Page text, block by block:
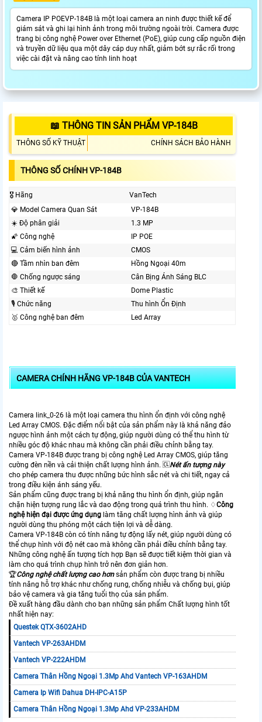
Camera IP POEVP-184B là một loại camera an ninh được thiết kế để
giám sát và ghi lại hình ảnh trong môi trường ngoài trời. Camera được
trang bị công nghệ Power over Ethernet (PoE), giúp cung cấp nguồn điện
và truyền dữ liệu qua một dây cáp duy nhất, giảm bớt sự rắc rối trong
việc cài đặt và nâng cao tính linh hoạt
📖 THÔNG TIN SẢN PHẨM VP-184B
THÔNG SỐ KỸ THUẬT CHÍNH SÁCH BẢO HÀNH
THÔNG SỐ CHÍNH VP-184B
🎖️ Hãng
VanTech
💎 Model Camera Quan Sát
VP-184B
☀️ Độ phân giải
1.3 MP
🌠 Công nghệ
IP POE
💻 Cảm biến hình ảnh
CMOS
🔴 Tầm nhìn ban đêm
Hồng Ngoại 40m
🛑 Chống ngược sáng
Cân Bịng Ánh Sáng BLC
🎨 Thiết kế
Dome Plastic
🎙 Chức năng
Thu hình Ổn Định
🥇️ Công nghệ ban đêm
Led Array
CAMERA CHÍNH HÃNG VP-184B CỦA VANTECH
Camera link_0-26 là một loại camera thu hình ổn định với công nghệ
Led Array CMOS. Đặc điểm nổi bật của sản phẩm này là khả năng đảo
ngược hình ảnh một cách tự động, giúp người dùng có thể thu hình từ
nhiều góc độ khác nhau mà không cần phải điều chỉnh bằng tay.
Camera VP-184B được trang bị công nghệ Led Array CMOS, giúp tăng
cường đèn nền và cải thiện chất lượng hình ảnh. 🆑Nét ấn tượng này
cho phép camera thu được những bức hình sắc nét và chi tiết, ngay cả
trong điều kiện ánh sáng yếu.
Sản phẩm cũng được trang bị khả năng thu hình ổn định, giúp ngăn
chặn hiện tượng rung lắc và dao động trong quá trình thu hình. ♢Công
nghệ hiện đại được ứng dụng làm tăng chất lượng hình ảnh và giúp
người dùng thu phóng một cách tiện lợi và dễ dàng.
Camera VP-184B còn có tính năng tự động lấy nét, giúp người dùng có
thể chụp hình với độ nét cao mà không cần phải điều chỉnh bằng tay.
Những công nghệ ấn tượng tích hợp Bạn sẽ được tiết kiệm thời gian và
làm cho quá trình chụp hình trở nên đơn giản hơn.
️🏆Công nghệ chất lượng cao hơnsản phẩm còn được trang bị nhiều
tính năng hỗ trợ khác như chống rung, chống nhiễu và chống bụi, giúp
bảo vệ camera và gia tăng tuổi thọ của sản phẩm.
Đề xuất hàng đầu dành cho bạn những sản phẩm Chất lượng hình tốt
nhất hiện nay:
Questek QTX-3602AHD
Vantech VP-263AHDM
Vantech VP-222AHDM
Camera Thân Hồng Ngoại 1.3Mp Ahd Vantech VP-163AHDM
Camera Ip Wifi Dahua DH-IPC-A15P
Camera Thân Hồng Ngoại 1.3Mp Ahd VP-233AHDM